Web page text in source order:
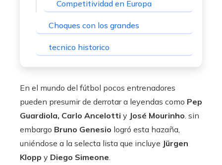
Competitividad en Europa
Choques con los grandes
tecnico historico
En el mundo del fútbol pocos entrenadores
pueden presumir de derrotar a leyendas como Pep
Guardiola, Carlo Ancelotti y José Mourinho. sin
embargo Bruno Genesio logró esta hazaña,
uniéndose a la selecta lista que incluye Jürgen
Klopp y Diego Simeone.